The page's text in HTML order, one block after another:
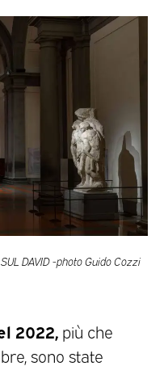
DAVID -photo Guido Cozzi
2022, più che
sono state